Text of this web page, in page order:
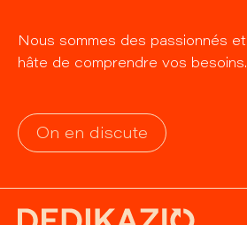
Nous sommes des passionnés
hâte de comprendre vos besoins.
On en discute